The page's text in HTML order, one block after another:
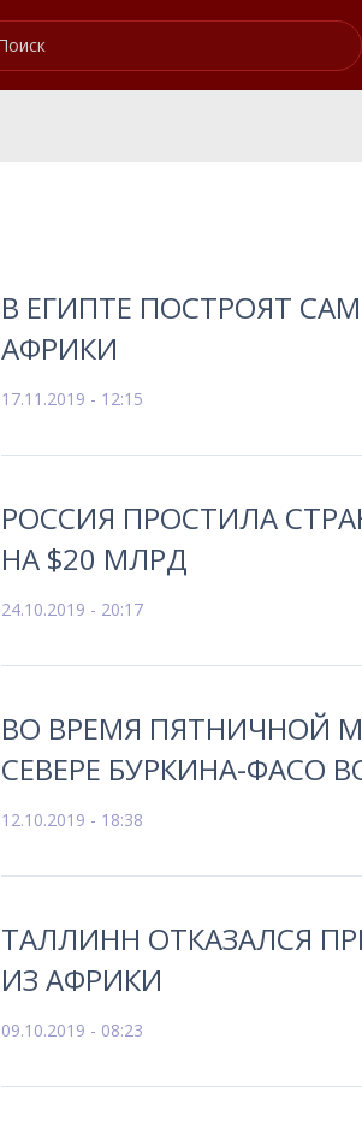
В ЕГИПТЕ ПОСТРОЯТ
АФРИКИ
17.11.2019 - 12:15
РОССИЯ ПРОСТИЛА
НА $20 МЛРД
24.10.2019 - 20:17
ВО ВРЕМЯ ПЯТНИЧНОЙ
СЕВЕРЕ БУРКИНА-ФАСО
12.10.2019 - 18:38
ТАЛЛИНН ОТКАЗАЛСЯ
ИЗ АФРИКИ
09.10.2019 - 08:23